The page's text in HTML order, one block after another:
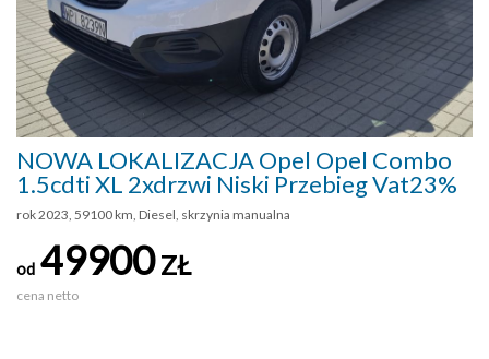
NOWA LOKALIZACJA Opel Opel Combo
1.5cdti XL 2xdrzwi Niski Przebieg Vat23%
rok 2023, 59100 km, Diesel, skrzynia manualna
od 49900ZŁ
cena netto